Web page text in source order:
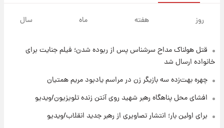
آلزایمر و زوال عقل افزایش می‌یابد؟
۱۰ ساعت پیش
۱۰ ساعت پیش
مرداد ۱۴۰۵ +جدول
روز هفته ماه سال
قتل هولناک مداح سرشناس پس از ربوده شدن؛ فیلم جنایت برای
خانواده ارسال شد
چهره بهت‌زده سه بازیگر زن در مراسم یادبود مریم همتیان
افشای محل پناهگاه‌ رهبر شهید روی آنتن زنده تلویزیون/ویدیو
برای اولین بار؛ انتشار تصاویری از رهبر جدید انقلاب/ویدیو